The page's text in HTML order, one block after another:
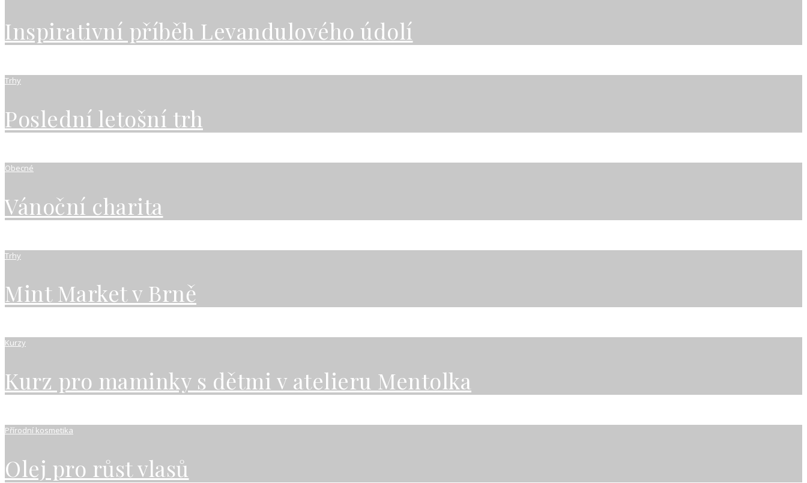
Inspirativní příběh Levandulového údolí
Trhy
Poslední letošní trh
Obecné
Vánoční charita
Trhy
Mint Market v Brně
Kurzy
Kurz pro maminky s dětmi v atelieru Mentolka
Přírodní kosmetika
Olej pro růst vlasů